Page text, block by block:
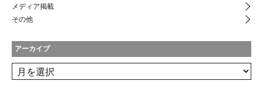
メディア掲載
その他
アーカイブ